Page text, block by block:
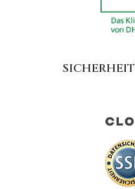
SICHERHEIT